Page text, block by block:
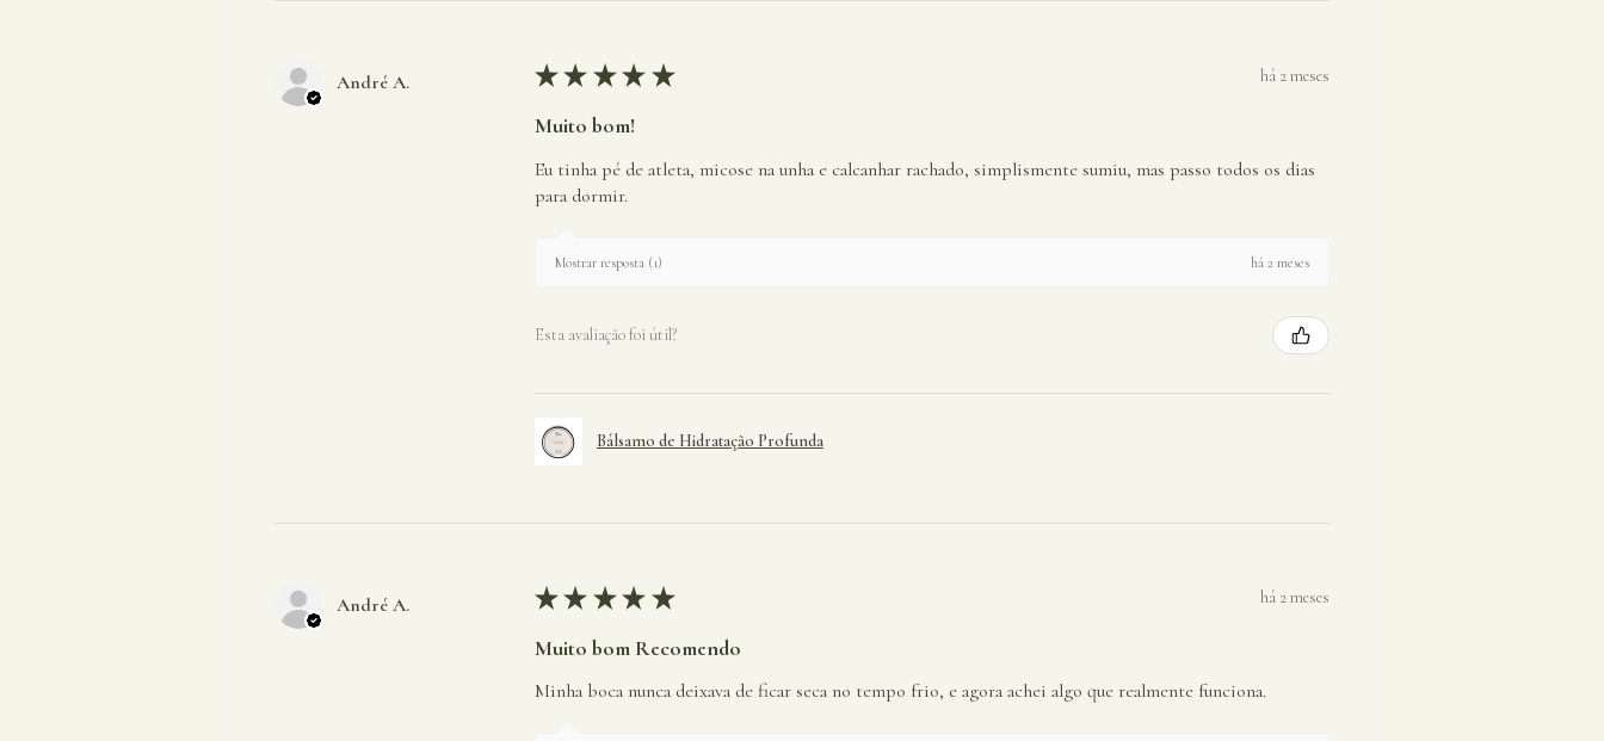
André A. ★ ★ ★ ★ ★ há 2 meses
Muito bom!
Eu tinha pé de atleta, micose na unha e calcanhar rachado, simplismente sumiu, mas passo todos os dias
para dormir.
Mostrar resposta (1) há 2 meses
Esta avaliação foi útil?
Bálsamo de Hidratação Profunda
André A. ★ ★ ★ ★ ★ há 2 meses
Muito bom Recomendo
Minha boca nunca deixava de ficar seca no tempo frio, e agora achei algo que realmente funciona.